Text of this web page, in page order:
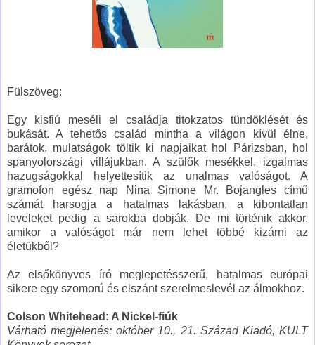
Fülszöveg:
Egy kisfiú meséli el családja titokzatos tündöklését és
bukását. A tehetős család mintha a világon kívül élne,
barátok, mulatságok töltik ki napjaikat hol Párizsban, hol
spanyolországi villájukban. A szülők mesékkel, izgalmas
hazugságokkal helyettesítik az unalmas valóságot. A
gramofon egész nap Nina Simone Mr. Bojangles című
számát harsogja a hatalmas lakásban, a kibontatlan
leveleket pedig a sarokba dobják. De mi történik akkor,
amikor a valóságot már nem lehet többé kizárni az
életükből?
Az elsőkönyves író meglepetésszerű, hatalmas európai
sikere egy szomorú és elszánt szerelmeslevél az álmokhoz.
Colson Whitehead: A Nickel-fiúk
Várható megjelenés: október 10., 21. Század Kiadó, KULT